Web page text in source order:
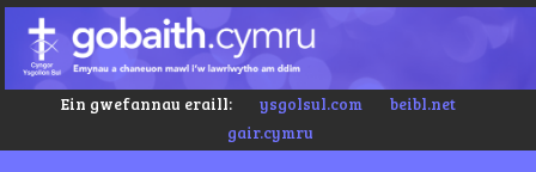
Ein gwefannau eraill: ysgolsul.com
beibl.net
gair.cymru